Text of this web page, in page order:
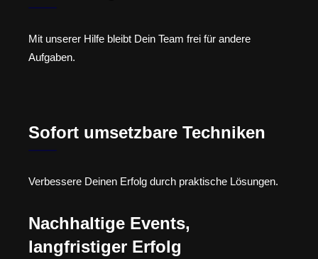
Mit unserer Hilfe bleibt Dein Team frei für andere
Aufgaben.
Sofort umsetzbare Techniken
Verbessere Deinen Erfolg durch praktische Lösungen.
Nachhaltige Events,
langfristiger Erfolg